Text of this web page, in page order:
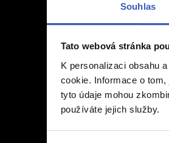
Souhlas
Tato webová stránka
K personalizaci obsahu
cookie. Informace o
tyto údaje mohou
používáte jejich služby.